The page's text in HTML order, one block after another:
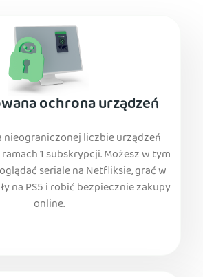
ochrona urządzeń
nieograniczonej liczbie urządzeń
1 subskrypcji. Możesz w tym
seriale na Netfliksie, grać w
na PS5 i robić bezpiecznie zakupy
online.